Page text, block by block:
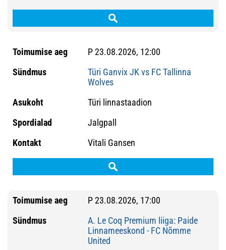
P 23.08.2026, 12:00
Türi Ganvix JK vs FC Tallinna
Wolves
Türi linnastaadion
Jalgpall
Vitali Gansen
P 23.08.2026, 17:00
A. Le Coq Premium liiga: Paide
Linnameeskond - FC Nõmme
United